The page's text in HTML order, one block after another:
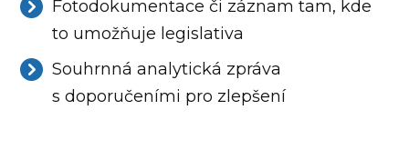
Fotodokumentace či záznam tam, kde
to umožňuje legislativa
Souhrnná analytická zpráva
s doporučeními pro zlepšení